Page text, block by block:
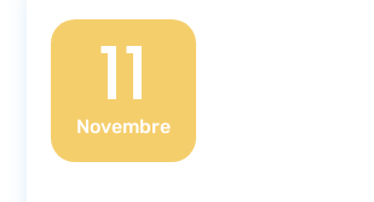
11
Novembre